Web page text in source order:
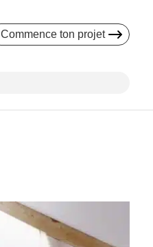
Commence ton projet